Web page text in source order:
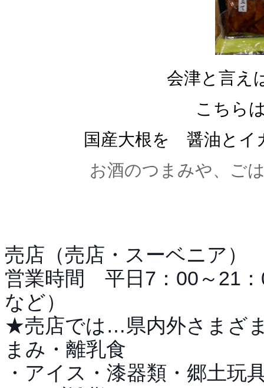
会津と言
こちら
国産大根を 醤油とイ
お酒のつまみや、ご
売店（売店・スーベニア）
営業時間 平日7：00～21
など）
★売店では…県内外さまざ
まみ・離乳食
・アイス・漆器類・郷土玩